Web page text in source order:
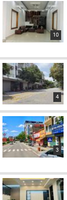
10
4
3